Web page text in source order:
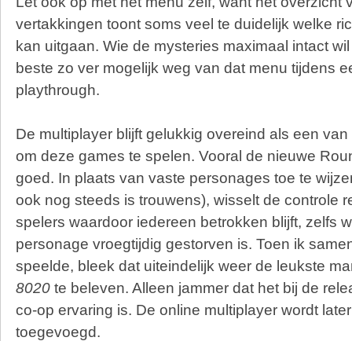
vertakkingen toont soms veel te duidelijk welke
kan uitgaan. Wie de mysteries maximaal intact
beste zo ver mogelijk weg van dat menu tijdens
playthrough.
De multiplayer blijft gelukkig overeind als een
om deze games te spelen. Vooral de nieuwe
goed. In plaats van vaste personages toe te
ook nog steeds is trouwens), wisselt de controle
spelers waardoor iedereen betrokken blijft, zelfs
personage vroegtijdig gestorven is. Toen ik
speelde, bleek dat uiteindelijk weer de leukste
8020 te beleven. Alleen jammer dat het bij de
co-op ervaring is. De online multiplayer wordt
toegevoegd.